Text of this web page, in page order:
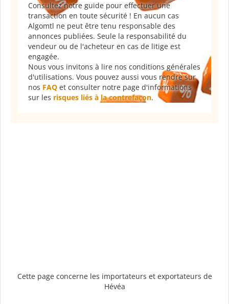
Consultez notre guide pour effectuer une
transaction en toute sécurité ! En aucun cas
Algomtl ne peut être tenu responsable des
annonces publiées. Seule la responsabilité du
vendeur ou de l'acheteur en cas de litige est
engagée.
Nous vous invitons à lire nos conditions générales
d'utilisations. Vous pouvez aussi vous rendre sur
nos FAQ et consulter notre page d'informations
sur les risques liés à la contrefaçon.
Cette page concerne les importateurs et exportateurs de
Hévéa